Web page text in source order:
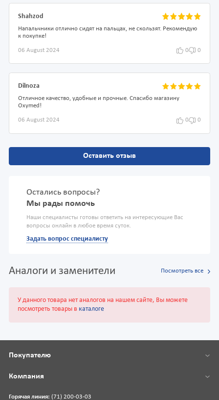
Shahzod
Напальчники отлично сидят на пальцах, не скользят. Рекомендую
к покупке!
06 August 2024 0 0
Dilnoza
Отличное качество, удобные и прочные. Спасибо магазину
Oxymed!
06 August 2024 0 0
Оставить отзыв
Остались вопросы?
Мы рады помочь
Наши специалисты готовы ответить на интересующие Вас
вопросы онлайн в любое время суток.
Задать вопрос специалисту
Аналоги и заменители Посмотреть все
У данного товара нет аналогов на нашем сайте, Вы можете
посмотреть товары в каталоге
Горячая линия: (71) 200-03-03
Покупателю
Компания